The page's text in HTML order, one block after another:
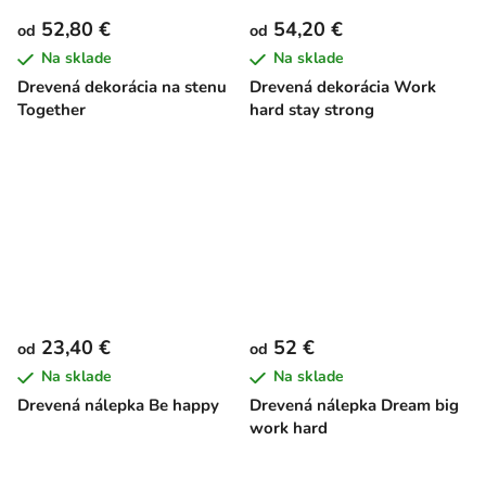
Drevená dekorácia na stenu
Together
od 52,80 €
Na sklade
Drevená dekorácia Work
hard stay strong
od 54,20 €
Na sklade
Drevená nálepka Be happy
od 23,40 €
Na sklade
Drevená nálepka Dream big
work hard
od 52 €
Na sklade